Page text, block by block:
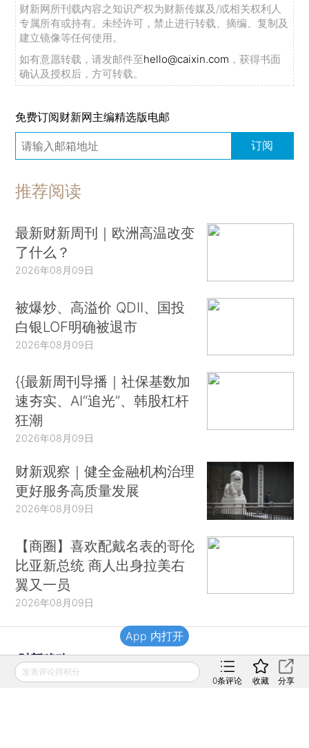
财新网所刊载内容之知识产权为财新传媒及/或相关权利人
专属所有或持有。未经许可，禁止进行转载、摘编、复制及
建立镜像等任何使用。
如有意愿转载，请发邮件至hello@caixin.com ，获得书面
确认及授权后，方可转载。
免费订阅财新网主编精选版电邮
订阅
推荐阅读
最新财新周刊｜欧洲高温改变
了什么？
2026年08月09日
被爆炒、高溢价 QDII、国投
白银LOF明确被退市
2026年08月09日
{{最新周刊导播｜社保基数加
速夯实、AI“追光”、韩股杠杆
狂潮
2026年08月09日
财新观察｜健全金融机构治理
更好服务高质量发展
2026年08月09日
【商圈】喜欢配戴名表的哥伦
比亚新总统 商人出身拉美右
翼又一员
2026年08月09日
财新移动
发表评论得积分
0条评论 收藏 分享
App 内打开